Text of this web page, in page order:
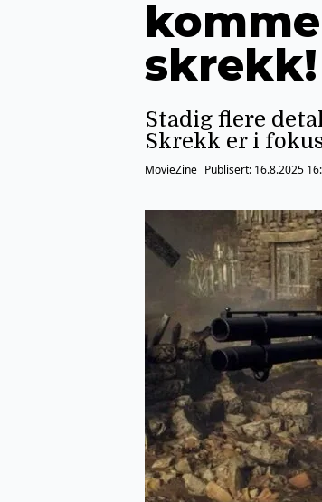
skrekk!
Stadig flere
Skrekk er i
MovieZine Publisert: 16.8.2025